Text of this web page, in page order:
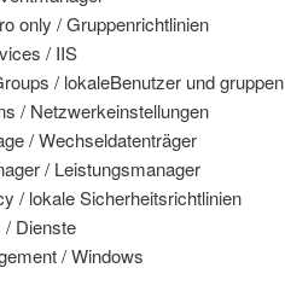
only / Gruppenrichtlinien
/ IIS
/ lokaleBenutzer und gruppen
/ Netzwerkeinstellungen
/ Wechseldatenträger
/ Leistungsmanager
/ lokale Sicherheitsrichtlinien
Dienste
/ Windows